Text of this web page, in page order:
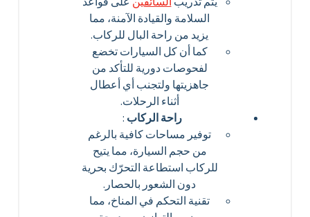
السلامة والقيادة الآمنة، مما
يزيد من راحة البال للركاب.
كما أن كل السيارات تخضع
لفحوصات دورية للتأكد من
جاهزيتها ولتجنب أي أعطال
أثناء الرحلات.
راحة الركاب:
توفير مساحات كافية بالرغم
من حجم السيارة، مما يتيح
للركاب استطاعة التحرّك بحرية
دون الشعور بالحصار.
تقنية التحكم في المناخ، مما